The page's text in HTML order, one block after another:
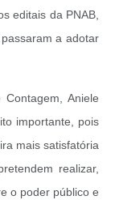
editais da PNAB,
a adotar
Aniele
importante, pois
mais satisfatória
realizar,
o poder público e